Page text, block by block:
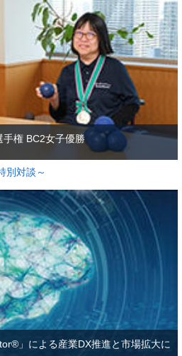
手権 BC2女子優勝
別対談～
」による産業DX推進と市場拡大に